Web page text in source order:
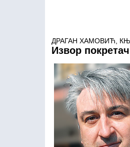
ДРАГАН ХАМОВИЋ,
Извор